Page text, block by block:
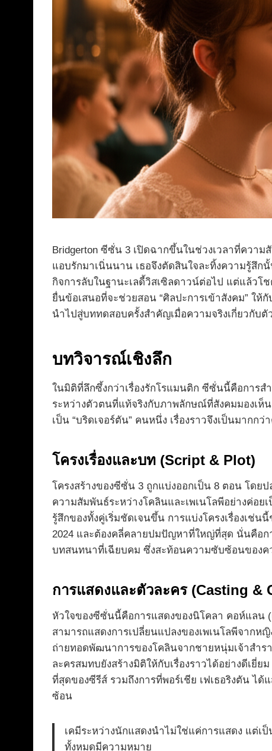
Bridgerton ซีซั่น 3 เปิดฉากขึ้นในช่วงเวลาที่ควา
แอบรักมาเนิ่นนาน เธอจึงตัดสินใจละทิ้งความรู้สึก
กิจการลับในฐานะเลดี้วิสเซิลดาวน์ต่อไป แต่แล้วโ
ยื่นข้อเสนอที่จะช่วยสอน “ศิลปะการเข้าสังคม” ใ
นำไปสู่บททดสอบครั้งสำคัญเมื่อความจริงเกี่ยวกับตั
บทวิจารณ์เชิงลึก
ในมิติที่ลึกซึ้งกว่าเรื่องรักโรแมนติก ซีซั่นนี้คือการสำ
ระหว่างตัวตนที่แท้จริงกับภาพลักษณ์ที่สังคมมองเห็
เป็น “บริดเจอร์ตัน” คนหนึ่ง เรื่องราวจึงเป็นมาก
โครงเรื่องและบท (Script & Plot)
โครงสร้างของซีซั่น 3 ถูกแบ่งออกเป็น 8 ตอน โดย
ความสัมพันธ์ระหว่างโคลินและเพเนโลพีอย่างค่อยเ
รู้สึกของทั้งคู่เริ่มชัดเจนขึ้น การแบ่งโครงเรื่องเช่
2024 และต้องคลี่คลายปมปัญหาที่ใหญ่ที่สุด นั่นคือ
บทสนทนาที่เฉียบคม ซึ่งสะท้อนความซับซ้อนของค
การแสดงและตัวละคร (Casting &
หัวใจของซีซั่นนี้คือการแสดงของนิโคลา คอห์แลน
สามารถแสดงการเปลี่ยนแปลงของเพเนโลพีจาก
ถ่ายทอดพัฒนาการของโคลินจากชายหนุ่มเจ้าสำร
ละครสมทบยังสร้างมิติให้กับเรื่องราวได้อย่างดีเยี่
ที่สุดของซีรีส์ รวมถึงการที่พอร์เชีย เฟเธอริงตัน ไ
ซ้อน
เคมีระหว่างนักแสดงนำไม่ใช่แค่การแสดง แต่เ
ทั้งหมดมีความหมาย